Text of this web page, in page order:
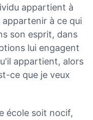
appartient à
appartenir à ce qui
son esprit, dans
lui engagent
appartient, alors
ce que je veux
école soit nocif,